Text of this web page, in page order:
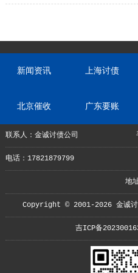
新闻资讯 上海讨债
北京催收 广东要账
联系人：金诚讨债公司
电话：17821879799
地
Copyright © 2001-2026 金诚
吉ICP备